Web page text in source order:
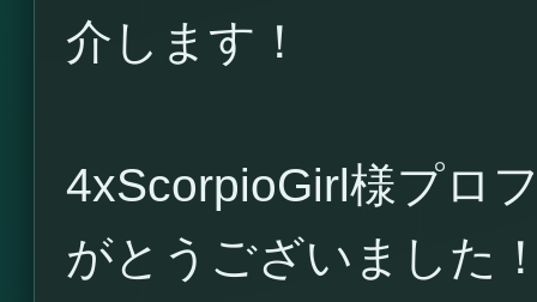
介します！
4xScorpioGirl様プロ
がとうございました